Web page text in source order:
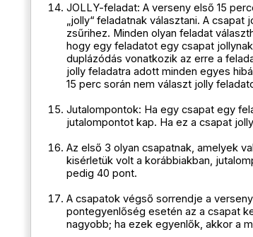
JOLLY-feladat: A verseny első 15
„jolly“ feladatnak választani. A
zsűrihez. Minden olyan feladat
hogy egy feladatot egy csapat
duplázódás vonatkozik az erre a
jolly feladatra adott minden egyes
15 perc során nem választ jolly
Jutalompontok: Ha egy csapat egy
jutalompontot kap. Ha ez a csapat
Az első 3 olyan csapatnak, amelyek
kisérletük volt a korábbiakban,
pedig 40 pont.
A csapatok végső sorrendje a
pontegyenlőség esetén az a csapat
nagyobb; ha ezek egyenlők, akkor a